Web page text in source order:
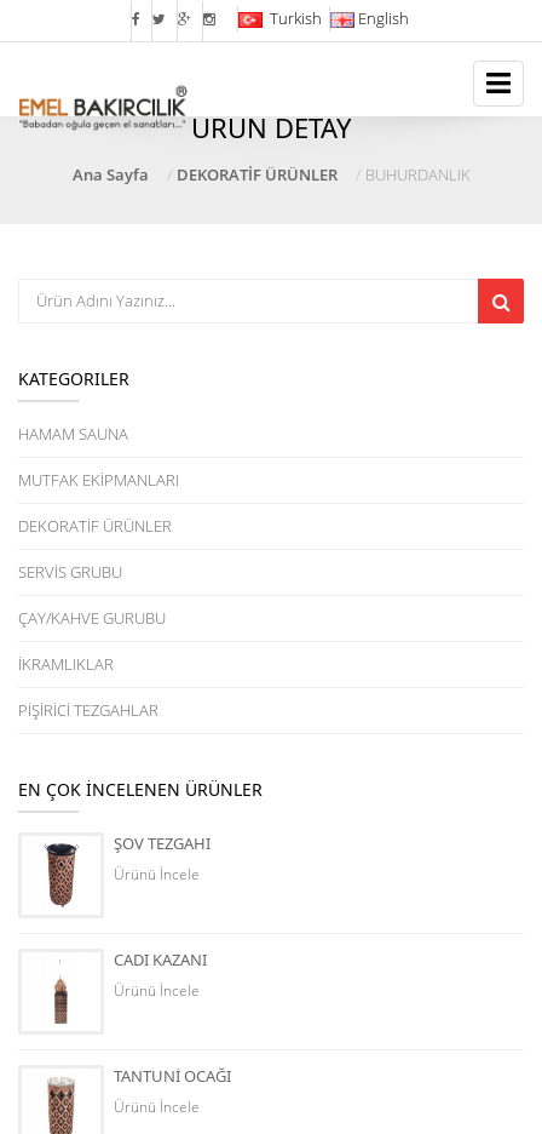
Turkish English
ÜRÜN DETAY
Ana Sayfa DEKORATİF ÜRÜNLER BUHURDANLIK
KATEGORILER
HAMAM SAUNA
MUTFAK EKİPMANLARI
DEKORATİF ÜRÜNLER
SERVİS GRUBU
ÇAY/KAHVE GURUBU
İKRAMLIKLAR
PİŞİRİCİ TEZGAHLAR
EN ÇOK İNCELENEN ÜRÜNLER
ŞOV TEZGAHI
Ürünü İncele
CADI KAZANI
Ürünü İncele
TANTUNİ OCAĞI
Ürünü İncele